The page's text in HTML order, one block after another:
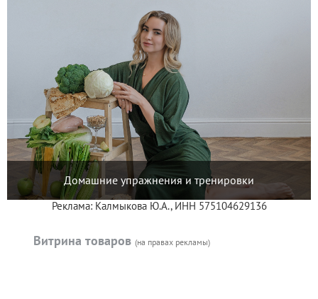
Домашние упражнения и тренировки
Реклама: Калмыкова Ю.А., ИНН 575104629136
Витрина товаров (на правах рекламы)